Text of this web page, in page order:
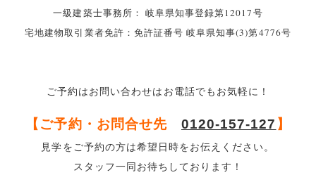
一級建築士事務所： 岐阜県知事登録第12017号
宅地建物取引業者免許：免許証番号 岐阜県知事(3)第4776号
ご予約はお問い合わせはお電話でもお気軽に！
【ご予約・お問合せ先 0120-157-127 】
見学をご予約の方は希望日時をお伝えください。
スタッフ一同お待ちしております！